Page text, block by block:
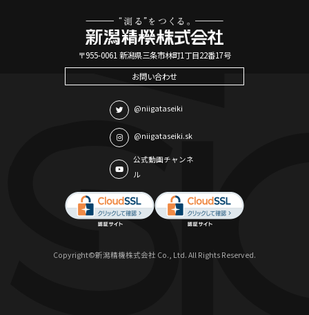
〒955-0061 新潟県三条市林町1丁目22番17号
お問い合わせ
@niigataseiki
@niigataseiki.sk
公式動画チャンネ
ル
Copyright©新潟精機株式会社 Co., Ltd. All Rights Reserved.